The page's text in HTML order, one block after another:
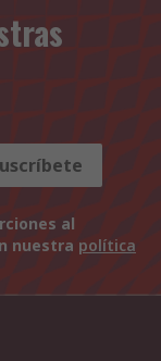
al
nuestra política